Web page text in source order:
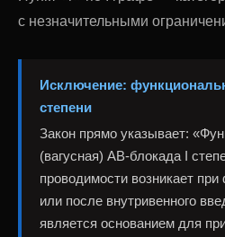
с незначительными
Исключение:
степени
Закон прямо указывает:
(вагусная) АВ-блокада I
проводимости возникает при
или после внутривенного
является основанием для